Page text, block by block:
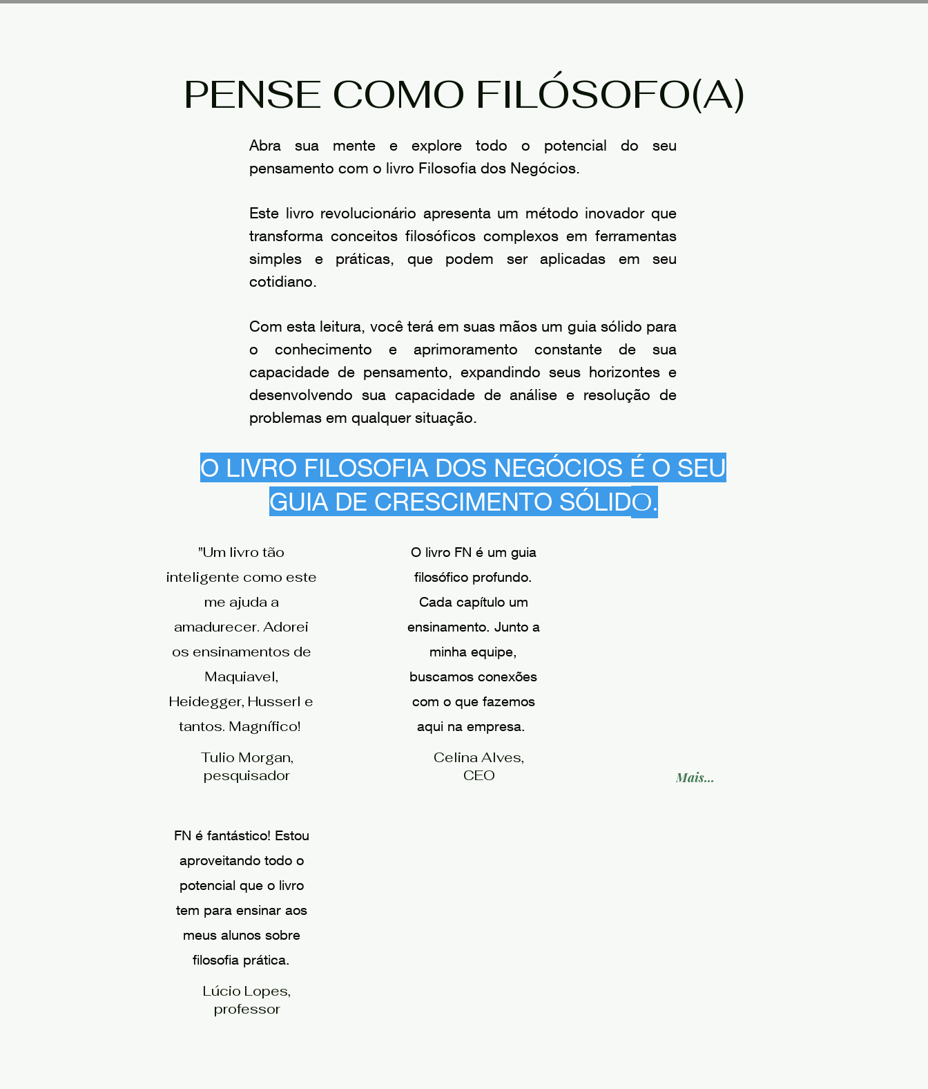
PENSE COMO FILÓSOFO(A)
Abra sua mente e explore todo o potencial do seu
pensamento com o livro Filosofia dos Negócios.
Este livro revolucionário apresenta um método inovador que
transforma conceitos filosóficos complexos em ferramentas
simples e práticas, que podem ser aplicadas em seu
cotidiano.
Com esta leitura, você terá em suas mãos um guia sólido para
o conhecimento e aprimoramento constante de sua
capacidade de pensamento, expandindo seus horizontes e
desenvolvendo sua capacidade de análise e resolução de
problemas em qualquer situação.
O LIVRO FILOSOFIA DOS NEGÓCIOS É O SEU
GUIA DE CRESCIMENTO SÓLIDO.
"Um livro tão
inteligente como este
me ajuda a
amadurecer. Adorei
os ensinamentos de
Maquiavel,
Heidegger, Husserl e
tantos. Magnífico!
Tulio Morgan,
pesquisador
O livro FN é um guia
filosófico profundo.
Cada capítulo um
ensinamento. Junto a
minha equipe,
buscamos conexões
com o que fazemos
aqui na empresa.
Celina Alves,
CEO
FN é fantástico! Estou
aproveitando todo o
potencial que o livro
tem para ensinar aos
meus alunos sobre
filosofia prática.
Lúcio Lopes,
professor
Mais...